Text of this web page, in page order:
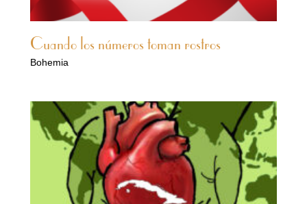
Cuando los números toman rostros
Bohemia